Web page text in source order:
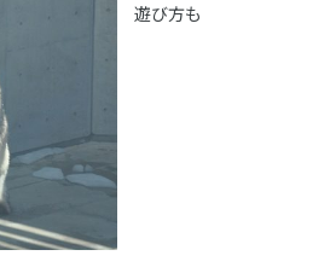
遊び方も